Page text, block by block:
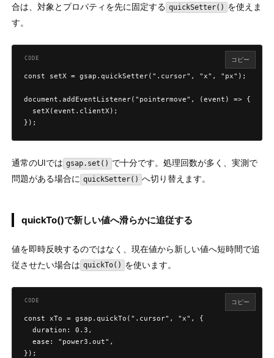
合は、対象とプロパティを先に固定する quickSetter() を使えま
す。
const setX = gsap.quickSetter(".cursor", "x", "px");
document.addEventListener("pointermove", (event) => {
  setX(event.clientX);
});
コピー
通常のUIでは gsap.set() で十分です。処理回数が多く、実測で
問題がある場合に quickSetter() へ切り替えます。
quickTo()で新しい値へ滑らかに追従する
値を即時反映するのではなく、現在値から新しい値へ短時間で追
従させたい場合は quickTo() を使います。
const xTo = gsap.quickTo(".cursor", "x", {
  duration: 0.3,
  ease: "power3.out",
});
コピー